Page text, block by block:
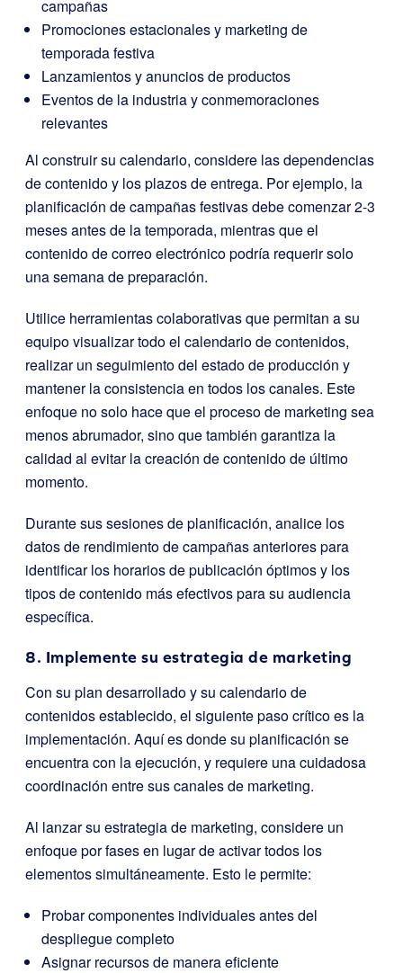
campañas
Promociones estacionales y marketing de
temporada festiva
Lanzamientos y anuncios de productos
Eventos de la industria y conmemoraciones
relevantes
Al construir su calendario, considere las dependencias
de contenido y los plazos de entrega. Por ejemplo, la
planificación de campañas festivas debe comenzar 2-3
meses antes de la temporada, mientras que el
contenido de correo electrónico podría requerir solo
una semana de preparación.
Utilice herramientas colaborativas que permitan a su
equipo visualizar todo el calendario de contenidos,
realizar un seguimiento del estado de producción y
mantener la consistencia en todos los canales. Este
enfoque no solo hace que el proceso de marketing sea
menos abrumador, sino que también garantiza la
calidad al evitar la creación de contenido de último
momento.
Durante sus sesiones de planificación, analice los
datos de rendimiento de campañas anteriores para
identificar los horarios de publicación óptimos y los
tipos de contenido más efectivos para su audiencia
específica.
8. Implemente su estrategia de marketing
Con su plan desarrollado y su calendario de
contenidos establecido, el siguiente paso crítico es la
implementación. Aquí es donde su planificación se
encuentra con la ejecución, y requiere una cuidadosa
coordinación entre sus canales de marketing.
Al lanzar su estrategia de marketing, considere un
enfoque por fases en lugar de activar todos los
elementos simultáneamente. Esto le permite:
Probar componentes individuales antes del
despliegue completo
Asignar recursos de manera eficiente